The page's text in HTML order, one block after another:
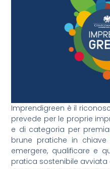
Imprendigreen è il
prevede per le proprie
e di categoria per
brune pratiche in chiave
emergere, qualificare e
pratica sostenibile